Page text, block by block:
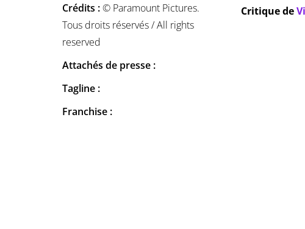
Crédits :© Paramount Pictures.
Tous droits réservés / All rights
reserved
Attachés de presse :
Tagline :
Franchise :
Critique de